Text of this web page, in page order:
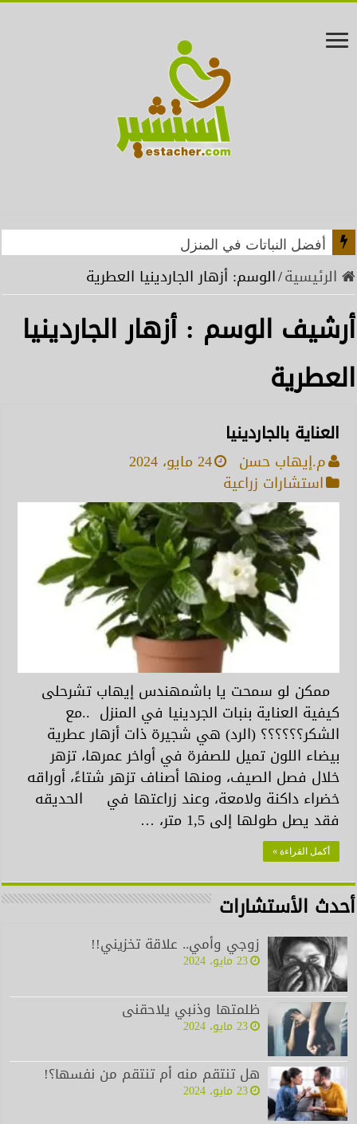
أفضل النباتات في المنزل
الرئيسية/الوسم:أزهار الجاردينيا العطرية
أرشيف الوسم :أزهار الجاردينيا
العطرية
العناية بالجاردينيا
م.إيهاب حسن 24 مايو، 2024
استشارات زراعية
ممكن لو سمحت يا باشمهندس إيهاب تشرحلى
كيفية العناية بنبات الجردينيا في المنزل ..مع
الشكر؟؟؟؟؟؟ (الرد) هي شجيرة ذات أزهار عطرية
بيضاء اللون تميل للصفرة في أواخر عمرها، تزهر
خلال فصل الصيف، ومنها أصناف تزهر شتاءً، أوراقه
خضراء داكنة ولامعة، وعند زراعتها في الحديقه
فقد يصل طولها إلى 1,5 متر، …
أكمل القراءة »
أحدث الأستشارات
زوجي وأمي.. علاقة تخزيني!!
23 مايو، 2024
ظلمتها وذنبي يلاحقنى
23 مايو، 2024
هل تنتقم منه أم تنتقم من نفسها؟!
23 مايو، 2024